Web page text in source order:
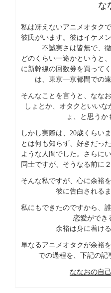
な
私は冴えないアニメオタク
彼氏がいます。彼はイケメ
不誠実さは皆無で、
どのくらい一途かというと
に新幹線の回数券を買って
は、東京―京都間での
そんなことを言うと、なな
しょとか、オタクといい
ょ、と思うか
しかし実際は、20歳くらい
とは何も知らず、好きだっ
ような人間でした。さらに
同士ですが、そうなる前に
そんな私ですが、心に余裕
彼に告白される
私にもできたのですから、
恋愛ができ
余裕は身に着け
単なるアニメオタクが余裕
での過程を、下記の記
ななおの自